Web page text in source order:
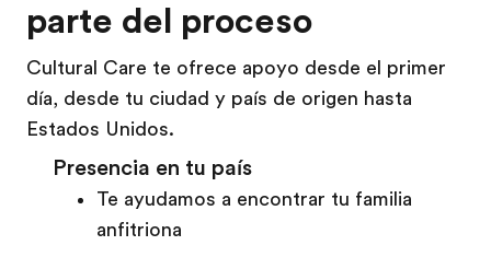
parte del proceso
Cultural Care te ofrece apoyo desde el primer
día, desde tu ciudad y país de origen hasta
Estados Unidos.
Presencia en tu país
Te ayudamos a encontrar tu familia
anfitriona